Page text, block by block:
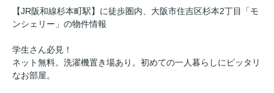
【JR阪和線杉本町駅】に徒歩圏内、大阪市住吉区杉本2丁目「モ
ンシェリー」の物件情報
学生さん必見！
ネット無料。洗濯機置き場あり。初めての一人暮らしにピッタリ
なお部屋。